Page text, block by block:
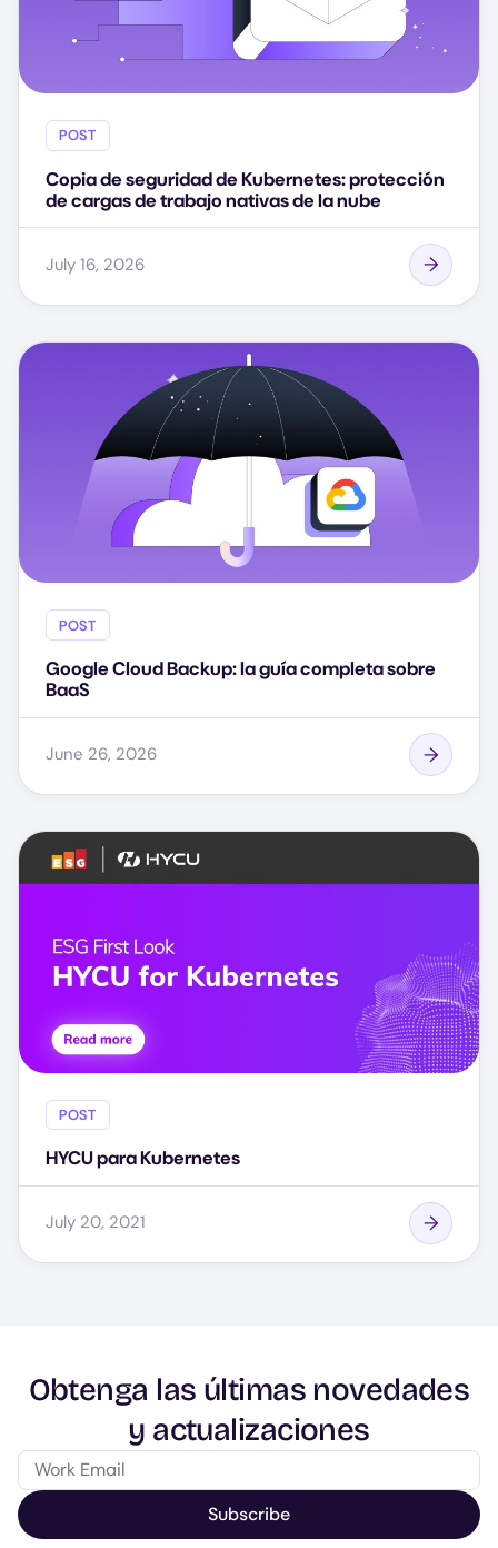
POST
Copia de seguridad de Kubernetes: protección
de cargas de trabajo nativas de la nube
July 16, 2026
POST
Google Cloud Backup: la guía completa sobre
BaaS
June 26, 2026
POST
HYCU para Kubernetes
July 20, 2021
Obtenga las últimas novedades
y actualizaciones
Subscribe